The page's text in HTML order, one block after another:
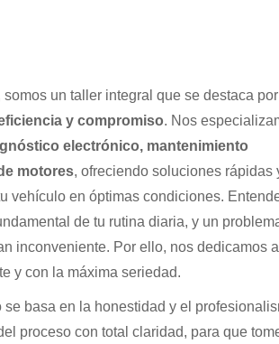
somos un taller integral que se destaca
y compromiso. Nos
electrónico, mantenimiento
motores, ofreciendo soluciones rápidas
vehículo en óptimas condiciones.
de tu rutina diaria, y un
inconveniente. Por ello, nos dedicamos a
y con la máxima seriedad.
basa en la honestidad y el
proceso con total claridad, para que